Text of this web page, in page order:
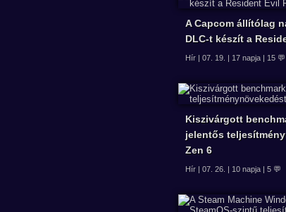
A Capcom állítólag
DLC-t készít a
Hír | 07. 19. | 17 napja | 15 💬
Kiszivárgott
jelentős
Zen 6
Hír | 07. 26. | 10 napja | 5 💬